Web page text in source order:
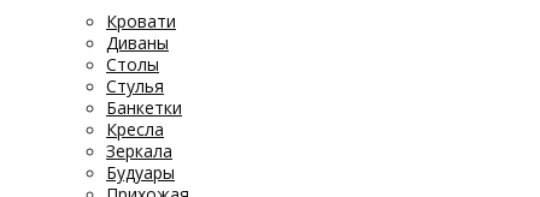
Кровати
Диваны
Столы
Стулья
Банкетки
Кресла
Зеркала
Будуары